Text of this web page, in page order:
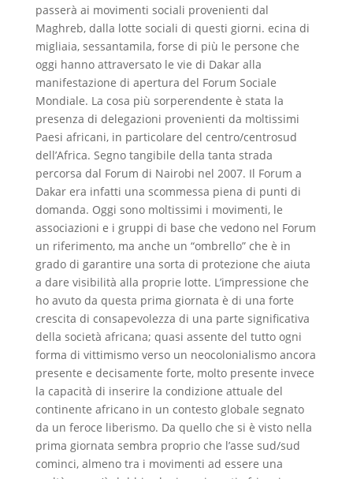
passerà ai movimenti sociali provenienti dal
Maghreb, dalla lotte sociali di questi giorni. ecina di
migliaia, sessantamila, forse di più le persone che
oggi hanno attraversato le vie di Dakar alla
manifestazione di apertura del Forum Sociale
Mondiale. La cosa più sorperendente è stata la
presenza di delegazioni provenienti da moltissimi
Paesi africani, in particolare del centro/centrosud
dell’Africa. Segno tangibile della tanta strada
percorsa dal Forum di Nairobi nel 2007. Il Forum a
Dakar era infatti una scommessa piena di punti di
domanda. Oggi sono moltissimi i movimenti, le
associazioni e i gruppi di base che vedono nel Forum
un riferimento, ma anche un “ombrello” che è in
grado di garantire una sorta di protezione che aiuta
a dare visibilità alla proprie lotte. L’impressione che
ho avuto da questa prima giornata è di una forte
crescita di consapevolezza di una parte significativa
della società africana; quasi assente del tutto ogni
forma di vittimismo verso un neocolonialismo ancora
presente e decisamente forte, molto presente invece
la capacità di inserire la condizione attuale del
continente africano in un contesto globale segnato
da un feroce liberismo. Da quello che si è visto nella
prima giornata sembra proprio che l’asse sud/sud
cominci, almeno tra i movimenti ad essere una